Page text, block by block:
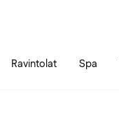
Ravintolat Spa